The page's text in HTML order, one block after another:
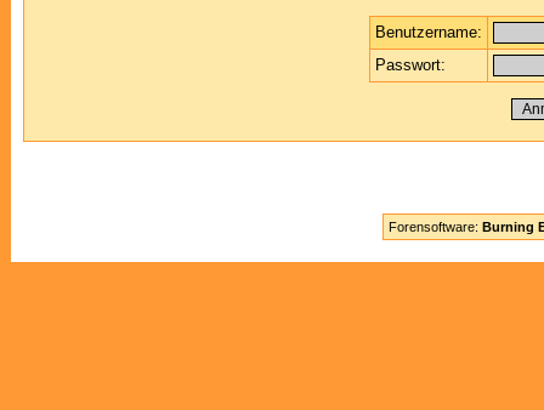
Benutzername:
Passwort:
Forensoftware: Burning